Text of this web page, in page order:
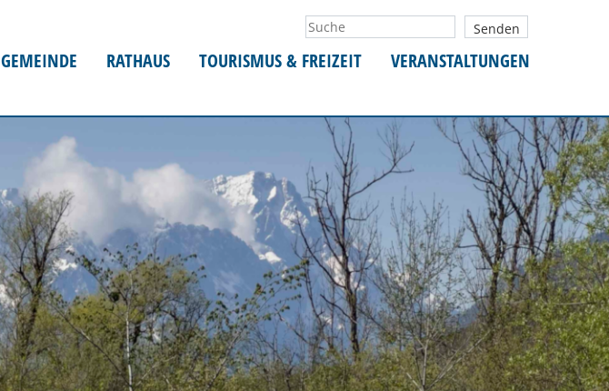
GEMEINDE RATHAUS TOURISMUS & FREIZEIT VERANSTALTUNGEN